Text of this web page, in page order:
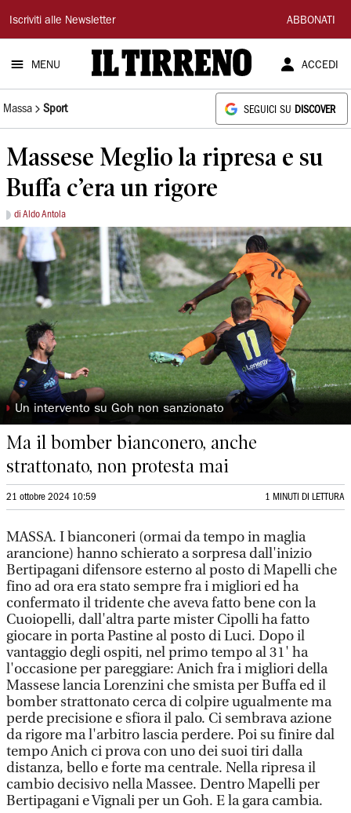
Il
Tirreno
Iscriviti alle Newsletter ABBONATI
MENU ACCEDI
Massa Sport SEGUICI SU DISCOVER
Massese Meglio la ripresa e su
Buffa c’era un rigore
di Aldo Antola
◗ Un intervento su Goh non sanzionato
Ma il bomber bianconero, anche
strattonato, non protesta mai
21 ottobre 2024 10:59 1 MINUTI DI LETTURA
MASSA. I bianconeri (ormai da tempo in maglia
arancione) hanno schierato a sorpresa dall'inizio
Bertipagani difensore esterno al posto di Mapelli che
fino ad ora era stato sempre fra i migliori ed ha
confermato il tridente che aveva fatto bene con la
Cuoiopelli, dall'altra parte mister Cipolli ha fatto
giocare in porta Pastine al posto di Luci. Dopo il
vantaggio degli ospiti, nel primo tempo al 31' ha
l'occasione per pareggiare: Anich fra i migliori della
Massese lancia Lorenzini che smista per Buffa ed il
bomber strattonato cerca di colpire ugualmente ma
perde precisione e sfiora il palo. Ci sembrava azione
da rigore ma l'arbitro lascia perdere. Poi su finire dal
tempo Anich ci prova con uno dei suoi tiri dalla
distanza, bello e forte ma centrale. Nella ripresa il
cambio decisivo nella Massee. Dentro Mapelli per
Bertipagani e Vignali per un Goh. E la gara cambia.